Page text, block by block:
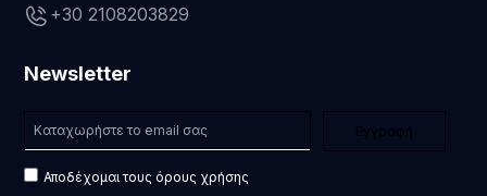
+30 2108203829
Newsletter
Αποδέχομαι τους όρους χρήσης